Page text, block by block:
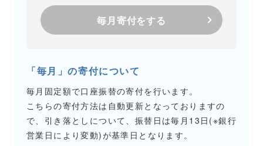
毎月寄付をする
「毎月」の寄付について
毎月固定額で口座振替の寄付を行います。
こちらの寄付方法は自動更新となっておりますの
で、引き落としについて、振替日は毎月13日(※銀行
営業日により変動)が基準日となります。